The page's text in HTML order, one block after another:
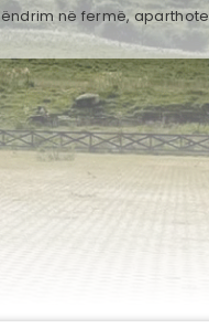
në fermë,